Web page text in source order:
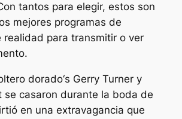
tantos para elegir, estos son
mejores programas de
realidad para transmitir o ver
dorado‘s Gerry Turner y
se casaron durante la boda de
en una extravagancia que